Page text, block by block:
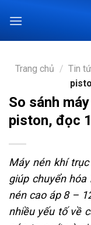
đến
Trang chủ / Tin
So sánh
piston, đọc
Máy nén khí
giúp chuyển
nén cao áp 8 –
nhiều yếu tố về